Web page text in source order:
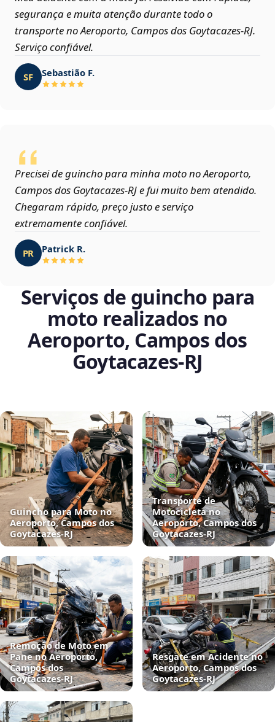
segurança e muita atenção durante todo o
transporte no Aeroporto, Campos dos Goytacazes‑RJ.
Serviço confiável.
SF Sebastião F.
Precisei de guincho para minha moto no Aeroporto,
Campos dos Goytacazes‑RJ e fui muito bem atendido.
Chegaram rápido, preço justo e serviço
extremamente confiável.
PR Patrick R.
Serviços de guincho para
moto realizados no
Aeroporto, Campos dos
Goytacazes‑RJ
Guincho para Moto no
Aeroporto, Campos dos
Goytacazes‑RJ
Transporte de
Motocicleta no
Aeroporto, Campos dos
Goytacazes‑RJ
Remoção de Moto em
Pane no Aeroporto,
Campos dos
Goytacazes‑RJ
Resgate em Acidente no
Aeroporto, Campos dos
Goytacazes‑RJ